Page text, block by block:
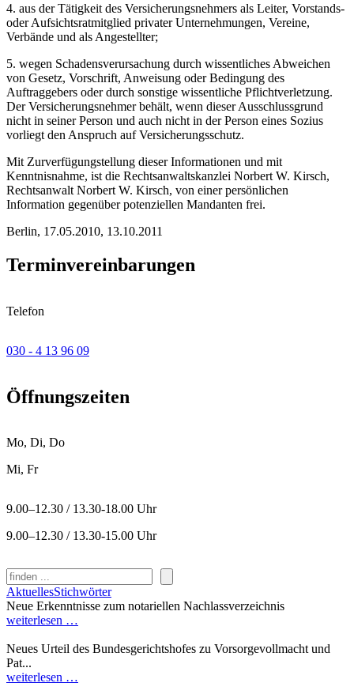
4. aus der Tätigkeit des Versicherungsnehmers als Leiter, Vorstands-
oder Aufsichtsratmitglied privater Unternehmungen, Vereine,
Verbände und als Angestellter;
5. wegen Schadensverursachung durch wissentliches Abweichen
von Gesetz, Vorschrift, Anweisung oder Bedingung des
Auftraggebers oder durch sonstige wissentliche Pflichtverletzung.
Der Versicherungsnehmer behält, wenn dieser Ausschlussgrund
nicht in seiner Person und auch nicht in der Person eines Sozius
vorliegt den Anspruch auf Versicherungsschutz.
Mit Zurverfügungstellung dieser Informationen und mit
Kenntnisnahme, ist die Rechtsanwaltskanzlei Norbert W. Kirsch,
Rechtsanwalt Norbert W. Kirsch, von einer persönlichen
Information gegenüber potenziellen Mandanten frei.
Berlin, 17.05.2010, 13.10.2011
Terminvereinbarungen
Telefon
030 - 4 13 96 09
Öffnungszeiten
Mo, Di, Do
Mi, Fr
9.00–12.30 / 13.30-18.00 Uhr
9.00–12.30 / 13.30-15.00 Uhr
Suchen
AktuellesStichwörter
Neue Erkenntnisse zum notariellen Nachlassverzeichnis
weiterlesen …
Neues Urteil des Bundesgerichtshofes zu Vorsorgevollmacht und
Pat...
weiterlesen …